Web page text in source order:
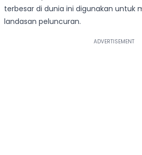
terbesar di dunia ini digunakan untuk
landasan peluncuran.